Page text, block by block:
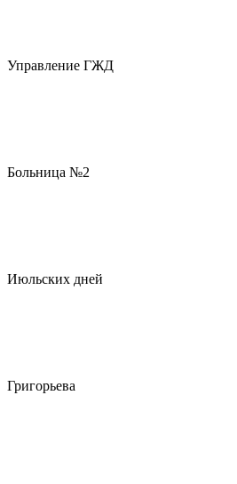
Управление ГЖД
Больница №2
Июльских дней
Григорьева